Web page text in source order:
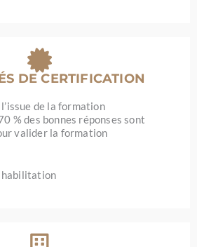
DE CERTIFICATION
de la formation
% des bonnes réponses sont
valider la formation